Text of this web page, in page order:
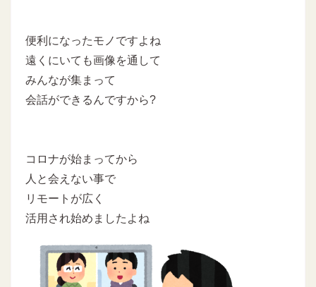
便利になったモノですよね
遠くにいても画像を通して
みんなが集まって
会話ができるんですから?
コロナが始まってから
人と会えない事で
リモートが広く
活用され始めましたよね